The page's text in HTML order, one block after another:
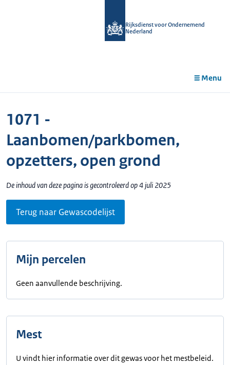
Rijksdienst voor Ondernemend
Nederland
Menu
1071 -
Laanbomen/parkbomen,
opzetters, open grond
De inhoud van deze pagina is gecontroleerd op 4 juli 2025
Terug naar Gewascodelijst
Mijn percelen
Geen aanvullende beschrijving.
Mest
U vindt hier informatie over dit gewas voor het mestbeleid.